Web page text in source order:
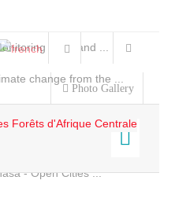
and Land ...
change from the ...
- Open Cities ...
Photo Gallery